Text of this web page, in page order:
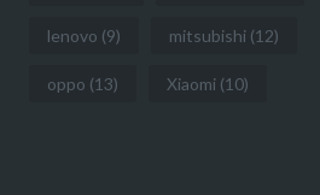
lenovo (9) mitsubishi (12)
oppo (13) Xiaomi (10)